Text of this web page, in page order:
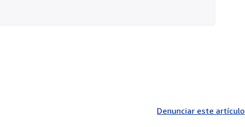
Denunciar este artículo